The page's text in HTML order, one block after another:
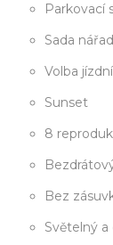
Parkovací
Sada
Volba
Sunset
8
Bez
Světelný